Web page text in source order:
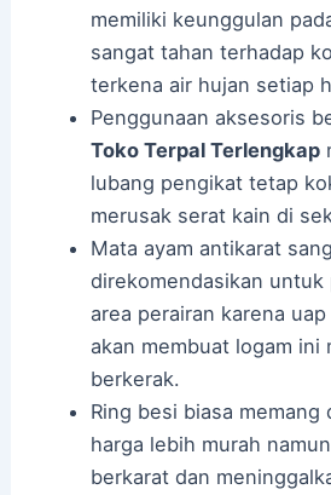
memiliki keunggulan
sangat tahan terhadap
terkena air hujan setiap
Penggunaan aksesoris
Toko Terpal Terlengkap
lubang pengikat tetap
merusak serat kain di
Mata ayam antikarat
direkomendasikan untuk
area perairan karena
akan membuat logam ini
berkerak.
Ring besi biasa memang
harga lebih murah
berkarat dan